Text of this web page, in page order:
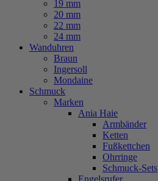
19 mm
20 mm
22 mm
24 mm
Wanduhren
Braun
Ingersoll
Mondaine
Schmuck
Marken
Ania Haie
Armbänder
Ketten
Fußkettchen
Ohrringe
Schmuck-Sets
Engelsrufer